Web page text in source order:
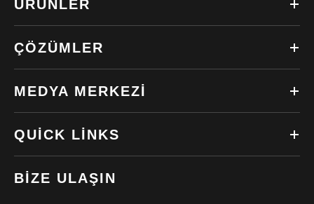
ÜRÜNLER
ÇÖZÜMLER
MEDYA MERKEZI
QUICK LINKS
BIZE ULAŞIN